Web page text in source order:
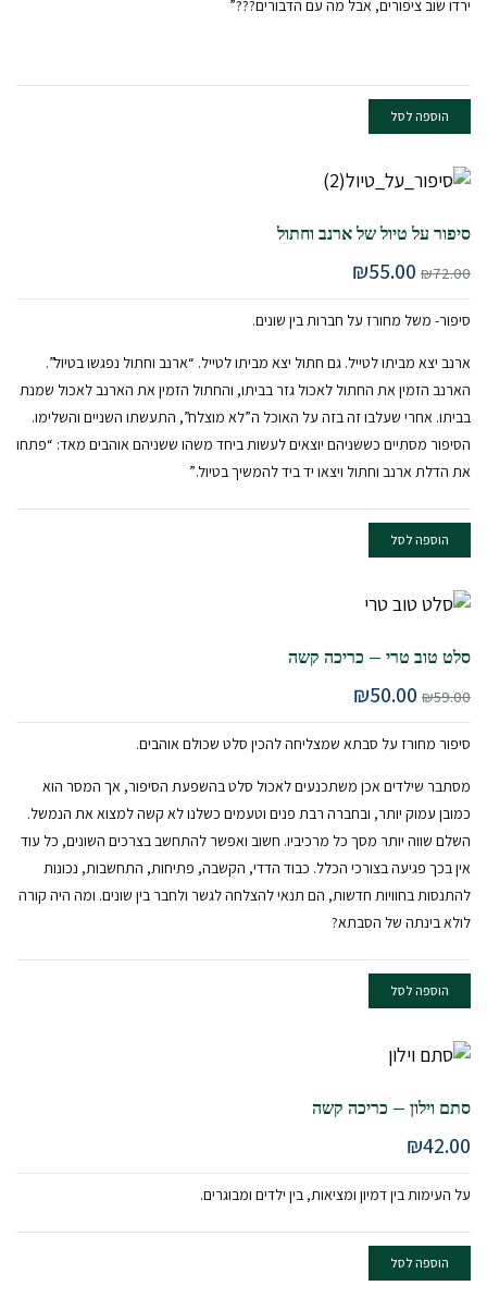
ירדו שוב ציפורים, אבל מה עם הדבורים???”
הוספה לסל
סיפור על טיול של ארנב וחתול
₪72.00 המחיר
המקורי
היה:
₪72.00.
₪55.00
הנוכחי
הוא:
₪55.00.
סיפור- משל מחורז על חברות בין שונים.
ארנב יצא מביתו לטייל. גם חתול יצא מביתו לטייל. “ארנב וחתול נפגשו בטיול”.
הארנב הזמין את החתול לאכול גזר בביתו, והחתול הזמין את הארנב לאכול שמנת
בביתו. אחרי שעלבו זה בזה על האוכל ה”לא מוצלח”, התעשתו השניים והשלימו.
הסיפור מסתיים כששניהם יוצאים לעשות ביחד משהו ששניהם אוהבים מאד: “פתחו
את הדלת ארנב וחתול ויצאו יד ביד להמשיך בטיול.”
הוספה לסל
סלט טוב טרי – כריכה קשה
₪59.00 המחיר
המקורי
היה:
₪59.00.
₪50.00
הנוכחי
הוא:
₪50.00.
סיפור מחורז על סבתא שמצליחה להכין סלט שכולם אוהבים.
מסתבר שילדים אכן משתכנעים לאכול סלט בהשפעת הסיפור, אך המסר הוא
כמובן עמוק יותר, ובחברה רבת פנים וטעמים כשלנו לא קשה למצוא את הנמשל.
השלם שווה יותר מסך כל מרכיביו. חשוב ואפשר להתחשב בצרכים השונים, כל עוד
אין בכך פגיעה בצורכי הכלל. כבוד הדדי, הקשבה, פתיחות, התחשבות, נכונות
להתנסות בחוויות חדשות, הם תנאי להצלחה לגשר ולחבר בין שונים. ומה היה קורה
לולא בינתה של הסבתא?
הוספה לסל
סתם וילון – כריכה קשה
₪42.00
על העימות בין דמיון ומציאות, בין ילדים ומבוגרים.
הוספה לסל